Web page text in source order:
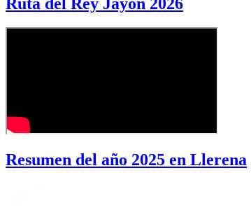
Resumen del año 2025 en Llerena